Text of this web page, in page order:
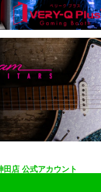
田店 公式アカウント